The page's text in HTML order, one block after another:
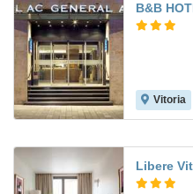
B&B
Vitoria
Libere